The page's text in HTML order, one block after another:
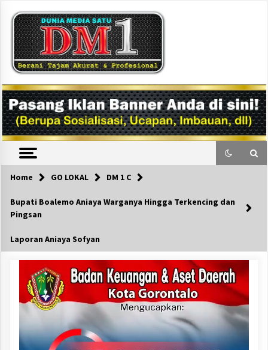
content
DM1
Home GO LOKAL DM 1 C
Bupati Boalemo Aniaya Warganya Hingga Terkencing dan
Pingsan
Laporan Aniaya Sofyan